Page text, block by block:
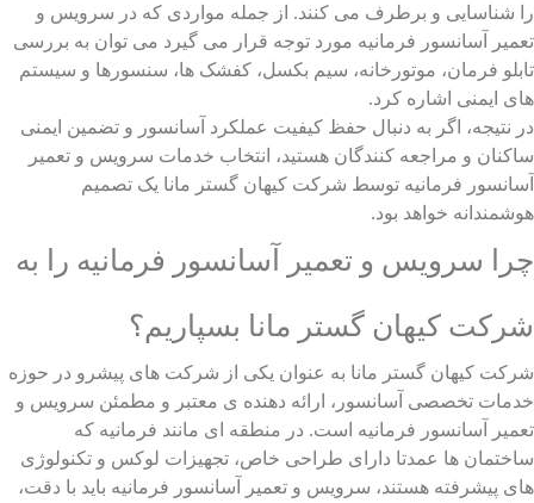
را شناسایی و برطرف می کنند. از جمله مواردی که در سرویس و
تعمیر آسانسور فرمانیه مورد توجه قرار می گیرد می توان به بررسی
تابلو فرمان، موتورخانه، سیم بکسل، کفشک ها، سنسورها و سیستم
های ایمنی اشاره کرد.
در نتیجه، اگر به دنبال حفظ کیفیت عملکرد آسانسور و تضمین ایمنی
ساکنان و مراجعه کنندگان هستید، انتخاب خدمات سرویس و تعمیر
آسانسور فرمانیه توسط شرکت کیهان گستر مانا یک تصمیم
هوشمندانه خواهد بود.
چرا سرویس و تعمیر آسانسور فرمانیه را به
شرکت کیهان گستر مانا بسپاریم؟
شرکت کیهان گستر مانا به عنوان یکی از شرکت های پیشرو در حوزه
خدمات تخصصی آسانسور، ارائه دهنده ی معتبر و مطمئن سرویس و
تعمیر آسانسور فرمانیه است. در منطقه ای مانند فرمانیه که
ساختمان ها عمدتا دارای طراحی خاص، تجهیزات لوکس و تکنولوژی
های پیشرفته هستند، سرویس و تعمیر آسانسور فرمانیه باید با دقت،